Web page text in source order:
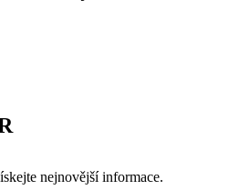
nejnovější informace.